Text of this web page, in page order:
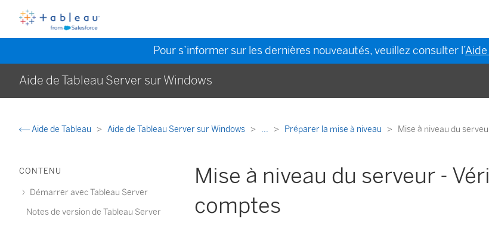
Pour s’informer sur les dernières nouveautés, veuillez consulter l’Aide
Aide de Tableau Server sur Windows
Aide de Tableau Aide de Tableau Server sur Windows ... Préparer la mise à niveau Mise à niveau du
CONTENU
Démarrer avec Tableau Server
Notes de version de Tableau Server
Mise à niveau du serveur -
comptes